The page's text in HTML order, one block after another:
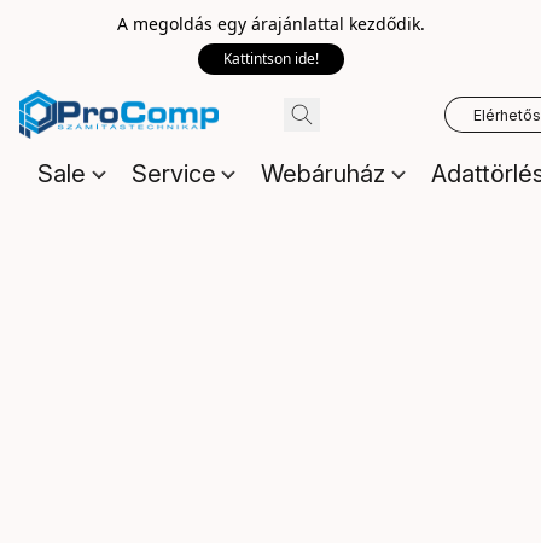
A megoldás egy árajánlattal kezdődik.
Kattintson ide!
Sale Service Webáruház